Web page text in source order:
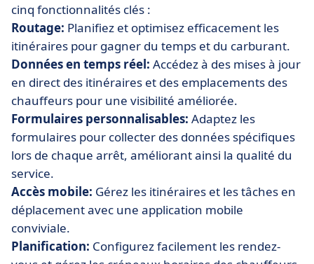
cinq fonctionnalités clés :
Routage: Planifiez et optimisez efficacement les
itinéraires pour gagner du temps et du carburant.
Données en temps réel: Accédez à des mises à jour
en direct des itinéraires et des emplacements des
chauffeurs pour une visibilité améliorée.
Formulaires personnalisables: Adaptez les
formulaires pour collecter des données spécifiques
lors de chaque arrêt, améliorant ainsi la qualité du
service.
Accès mobile: Gérez les itinéraires et les tâches en
déplacement avec une application mobile
conviviale.
Planification: Configurez facilement les rendez-